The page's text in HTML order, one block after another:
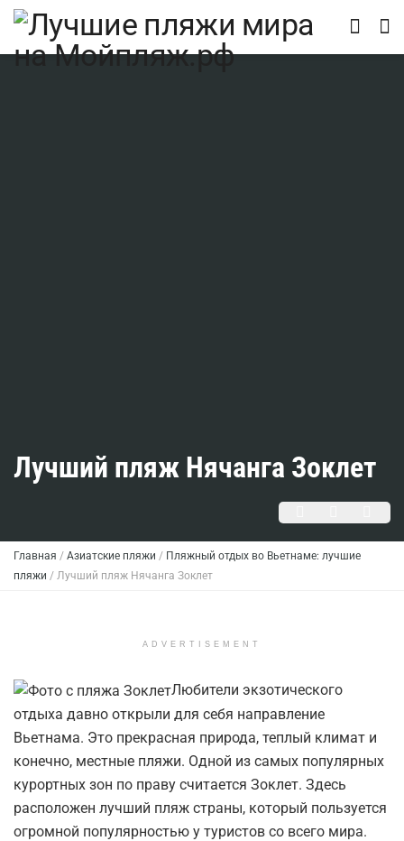
Лучший пляж Нячанга Зоклет
Главная / Азиатские пляжи / Пляжный отдых во Вьетнаме: лучшие
пляжи / Лучший пляж Нячанга Зоклет
ADVERTISEMENT
Любители экзотического
отдыха давно открыли для себя направление
Вьетнама. Это прекрасная природа, теплый климат и
конечно, местные пляжи. Одной из самых популярных
курортных зон по праву считается Зоклет. Здесь
расположен лучший пляж страны, который пользуется
огромной популярностью у туристов со всего мира.